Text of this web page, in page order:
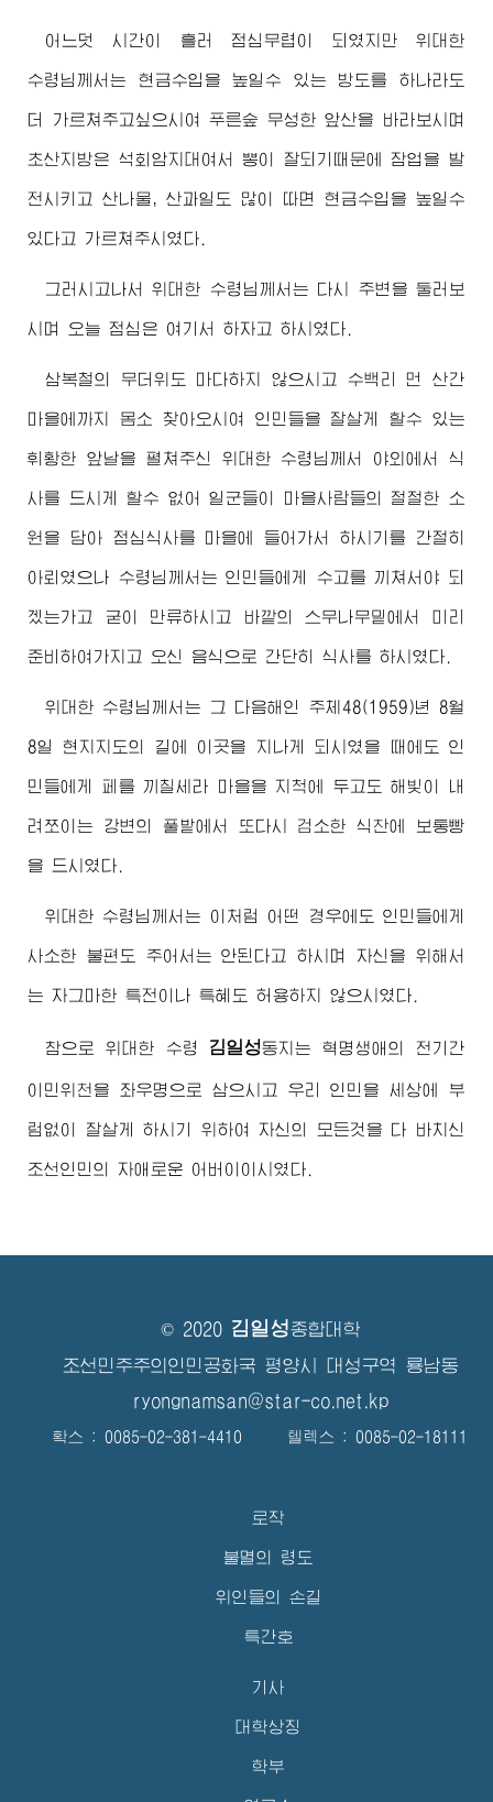
어느덧 시간이 흘러 점심무렵이 되였지만 위대한
수령님께서 는 현금수입을 높일수 있는 방도를 하나라도
더 가르쳐주고싶으시여 푸른숲 무성한 앞산을 바라보시며
초산지방은 석회암지대여서 뽕이 잘되기때문에 잠업을 발
전시키고 산나물, 산과일도 많이 따면 현금수입을 높일수
있다고 가르쳐주시였다.
그러시고나서위대한 수령님께서 는 다시 주변을 둘러보
시며 오늘 점심은 여기서 하자고 하시였다.
삼복철의 무더위도 마다하지 않으시고 수백리 먼 산간
마을에까지 몸소 찾아오시여 인민들을 잘살게 할수 있는
휘황한 앞날을 펼쳐주신 위대한 수령님께서 야외에서 식
사를 드시게 할수 없어 일군들이 마을사람들의 절절한 소
원을 담아 점심식사를 마을에 들어가서 하시기를 간절히
아뢰였으나 수령님께서 는 인민들에게 수고를 끼쳐서야 되
겠는가고 굳이 만류하시고 바깥의 스무나무밑에서 미리
준비하여가지고 오신 음식으로 간단히 식사를 하시였다.
위대한 수령님께서는 그 다음해인 주체48(1959)년 8월
8일 현지지도의 길에 이곳을 지나게 되시였을 때에도 인
민들에게 페를 끼칠세라 마을을 지척에 두고도 해빛이 내
려쪼이는 강변의 풀밭에서 또다시 검소한 식찬에 보통빵
을 드시였다.
위대한 수령님께서는 이처럼 어떤 경우에도 인민들에게
사소한 불편도 주어서는 안된다고 하시며 자신을 위해서
는 자그마한 특전이나 특혜도 허용하지 않으시였다.
참으로 위대한 수령 김일성동지는 혁명생애의 전기간
이민위천을 좌우명으로 삼으시고 우리 인민을 세상에 부
럼없이 잘살게 하시기 위하여 자신의 모든것을 다 바치신
조선인민의 자애로운 어버이 이시였다.
© 2020 김일성종합대학
조선민주주의인민공화국 평양시 대성구역 룡남동
ryongnamsan@star-co.net.kp
확스 : 0085-02-381-4410 텔렉스 : 0085-02-18111
로작
불멸의 령도
위인들의 손길
특간호
기사
대학상징
학부